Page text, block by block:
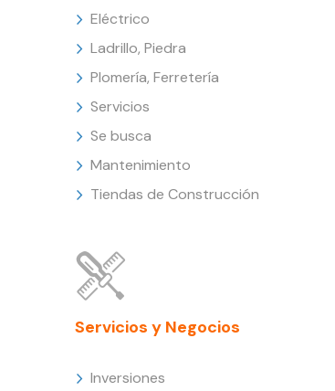
Eléctrico
Ladrillo, Piedra
Plomería, Ferretería
Servicios
Se busca
Mantenimiento
Tiendas de Construcción
Servicios y Negocios
Inversiones